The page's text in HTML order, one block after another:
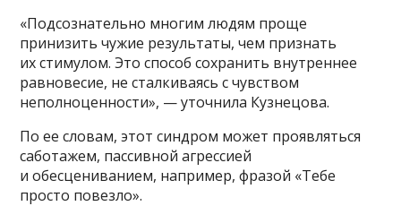
«Подсознательно многим людям проще
принизить чужие результаты, чем признать
их стимулом. Это способ сохранить внутреннее
равновесие, не сталкиваясь с чувством
неполноценности», — уточнила Кузнецова.
По ее словам, этот синдром может проявляться
саботажем, пассивной агрессией
и обесцениванием, например, фразой «Тебе
просто повезло».